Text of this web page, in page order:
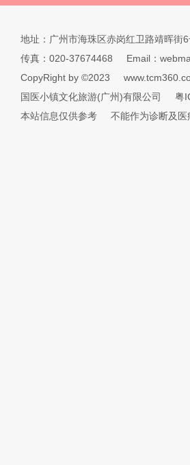
地址：广州市海珠区赤岗红卫路靖晖街
传真：020-37674468
Email：
CopyRight by ©2023
国医小镇文化旅游(广州)有限公司
粤
本站信息仅供参考
不能作为诊断及医